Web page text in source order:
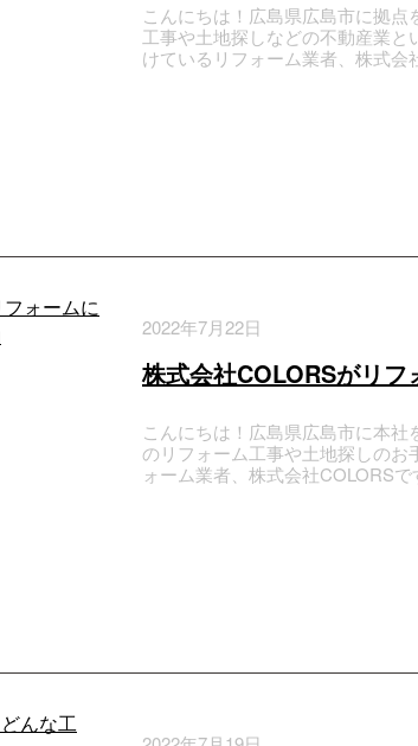
こんにちは！広島県広島市に拠点
工事や土地探しなどの不動産業と
けているリフォーム業者、株式
2022年7月22日
株式会社COLORSがリフ
こんにちは！広島県広島市に本
のリフォーム工事や土地探しのお
ォーム業者、株式会社COLORS